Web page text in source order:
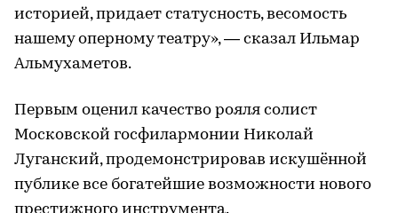
историей, придает статусность, весомость
нашему оперному театру», — сказал Ильмар
Альмухаметов.
Первым оценил качество рояля солист
Московской госфилармонии Николай
Луганский, продемонстрировав искушённой
публике все богатейшие возможности нового